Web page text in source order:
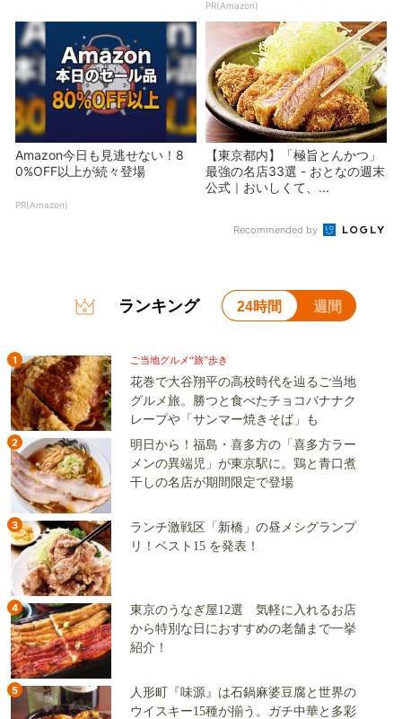
PR(Amazon)
Amazon今日も見逃せない！8
0%OFF以上が続々登場
PR(Amazon)
【東京都内】「極旨とんかつ」
最強の名店33選 - おとなの週末
公式｜おいしくて、...
Recommended by
ランキング 24時間 週間
1 ご当地グルメ“旅”歩き
花巻で大谷翔平の高校時代を辿るご当地
グルメ旅。勝つと食べたチョコバナナク
レープや「サンマー焼きそば」も
2
明日から！福島・喜多方の「喜多方ラー
メンの異端児」が東京駅に。鶏と青口煮
干しの名店が期間限定で登場
3
ランチ激戦区「新橋」の昼メシグランプ
リ！ベスト15 を発表！
4
東京のうなぎ屋12選 気軽に入れるお店
から特別な日におすすめの老舗まで一挙
紹介！
5
人形町『味源』は石鍋麻婆豆腐と世界の
ウイスキー15種が揃う。ガチ中華と多彩